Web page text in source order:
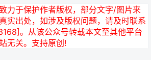
力于保护作者版权，部分文字/图片来
实出处，如涉及版权问题，请及时联系
。从该公众号转载本文至其他平台
无关。支持原创!